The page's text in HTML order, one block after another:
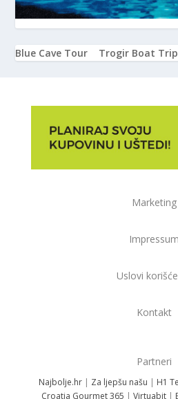
Blue Cave Tour Trogir Boat
Marketing
Impressum
Uslovi
Kontakt
Partneri
Najbolje.hr| Za ljepšu našu | H1
Croatia Gourmet 365 |Virtuabit |